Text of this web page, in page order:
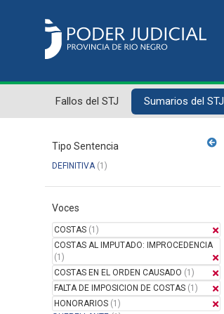
Fallos del STJ Sumarios del STJ
Tipo Sentencia
DEFINITIVA(1)
Voces
COSTAS (1)
COSTAS AL IMPUTADO: IMPROCEDENCIA
(1)
COSTAS EN EL ORDEN CAUSADO (1)
FALTA DE IMPOSICION DE COSTAS (1)
HONORARIOS (1)